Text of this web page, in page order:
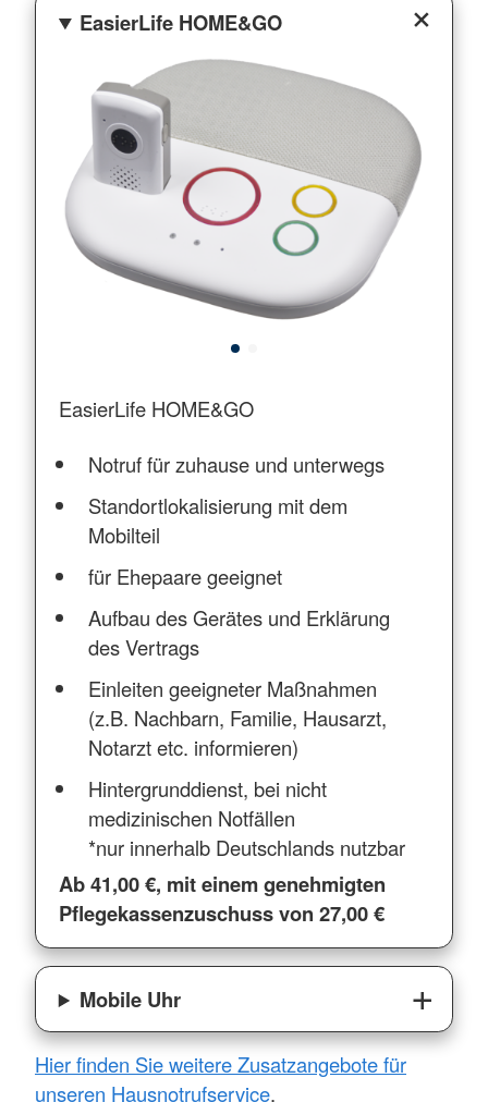
EasierLife HOME&GO
EasierLife HOME&GO
Notruf für zuhause und unterwegs
Standortlokalisierung mit dem
Mobilteil
für Ehepaare geeignet
Aufbau des Gerätes und Erklärung
des Vertrags
Einleiten geeigneter Maßnahmen
(z.B. Nachbarn, Familie, Hausarzt,
Notarzt etc. informieren)
Hintergrunddienst, bei nicht
medizinischen Notfällen
*nur innerhalb Deutschlands nutzbar
Ab 41,00 €, mit einem genehmigten
Pflegekassenzuschuss von 27,00 €
Mobile Uhr
Hier finden Sie weitere Zusatzangebote für
unseren Hausnotrufservice.